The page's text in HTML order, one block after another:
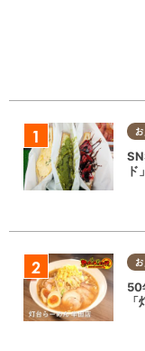
ド
50